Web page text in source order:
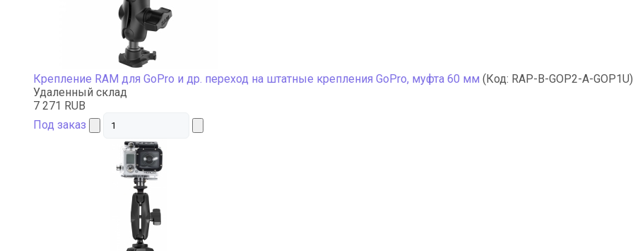
Крепление RAM для GoPro и др. переход на штатные крепления GoPro, муфта 60 мм (Код: RAP-B-GOP2-A-GOP1U)
Удаленный склад
7 271 RUB
Под заказ